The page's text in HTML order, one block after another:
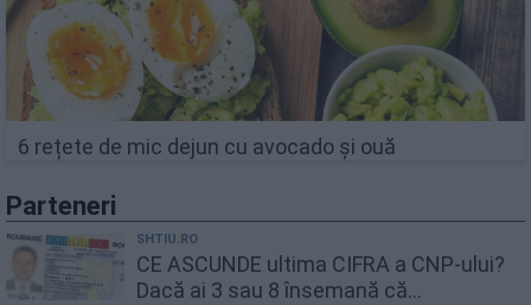
6 rețete de mic dejun cu avocado și ouă
Parteneri
SHTIU.RO
CE ASCUNDE ultima CIFRA a CNP-ului?
Dacă ai 3 sau 8 însemană că...